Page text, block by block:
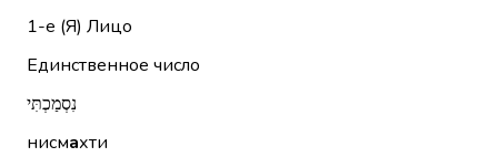
1-е (Я) Лицо
Единственное число
נִסְמַכְתִּי
нисмахти